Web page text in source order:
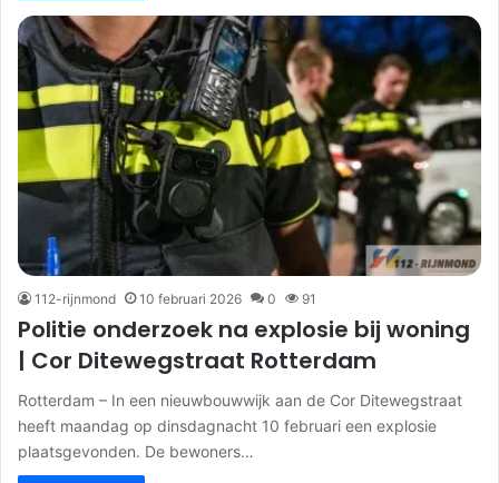
112-rijnmond 10 februari 2026 0 91
Politie onderzoek na explosie bij woning
| Cor Ditewegstraat Rotterdam
Rotterdam – In een nieuwbouwwijk aan de Cor Ditewegstraat
heeft maandag op dinsdagnacht 10 februari een explosie
plaatsgevonden. De bewoners…